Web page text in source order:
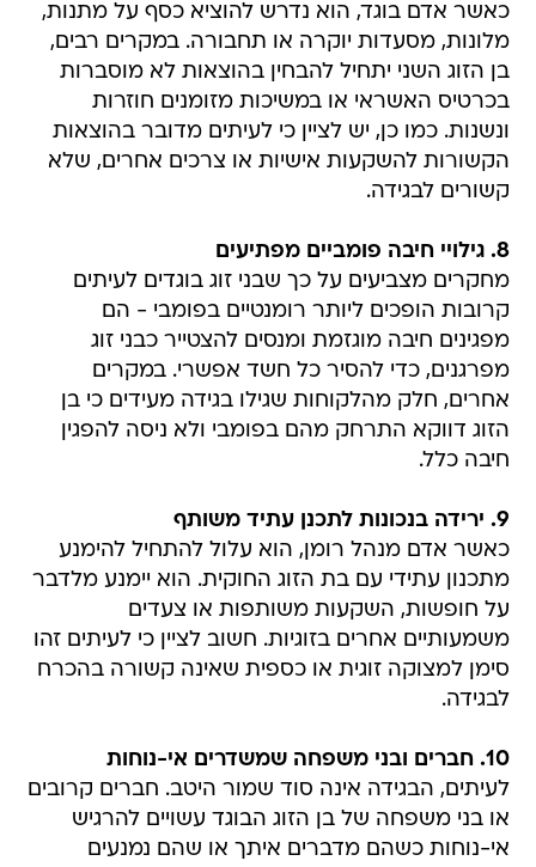
כאשר אדם בוגד, הוא נדרש להוציא כסף על מתנות,
מלונות, מסעדות יוקרה או תחבורה. במקרים רבים,
בן הזוג השני יתחיל להבחין בהוצאות לא מוסברות
בכרטיס האשראי או במשיכות מזומנים חוזרות
ונשנות. כמו כן, יש לציין כי לעיתים מדובר בהוצאות
הקשורות להשקעות אישיות או צרכים אחרים, שלא
קשורים לבגידה.
8. גילויי חיבה פומביים מפתיעים
מחקרים מצביעים על כך שבני זוג בוגדים לעיתים
קרובות הופכים ליותר רומנטיים בפומבי - הם
מפגינים חיבה מוגזמת ומנסים להצטייר כבני זוג
מפרגנים, כדי להסיר כל חשד אפשרי. במקרים
אחרים, חלק מהלקוחות שגילו בגידה מעידים כי בן
הזוג דווקא התרחק מהם בפומבי ולא ניסה להפגין
חיבה כלל.
9. ירידה בנכונות לתכנן עתיד משותף
כאשר אדם מנהל רומן, הוא עלול להתחיל להימנע
מתכנון עתידי עם בת הזוג החוקית. הוא יימנע מלדבר
על חופשות, השקעות משותפות או צעדים
משמעותיים אחרים בזוגיות. חשוב לציין כי לעיתים זהו
סימן למצוקה זוגית או כספית שאינה קשורה בהכרח
לבגידה.
10. חברים ובני משפחה שמשדרים אי-נוחות
לעיתים, הבגידה אינה סוד שמור היטב. חברים קרובים
או בני משפחה של בן הזוג הבוגד עשויים להרגיש
אי-נוחות כשהם מדברים איתך או שהם נמנעים